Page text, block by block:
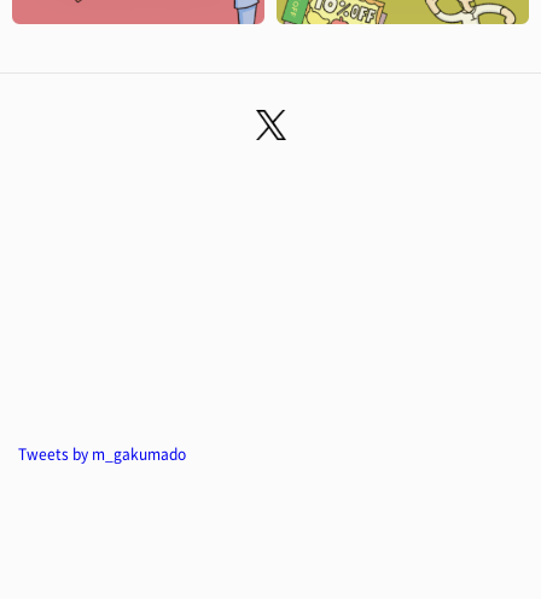
Tweets by m_gakumado